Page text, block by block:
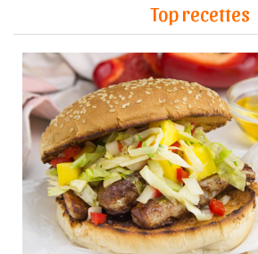
Top recettes